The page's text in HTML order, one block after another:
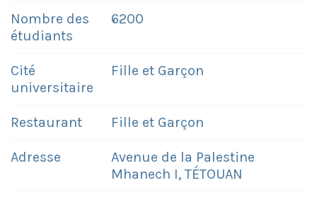
Nombre des
étudiants
6200
Cité
universitaire
Fille et Garçon
Restaurant Fille et Garçon
Adresse
Avenue de la Palestine
Mhanech I, TÉTOUAN